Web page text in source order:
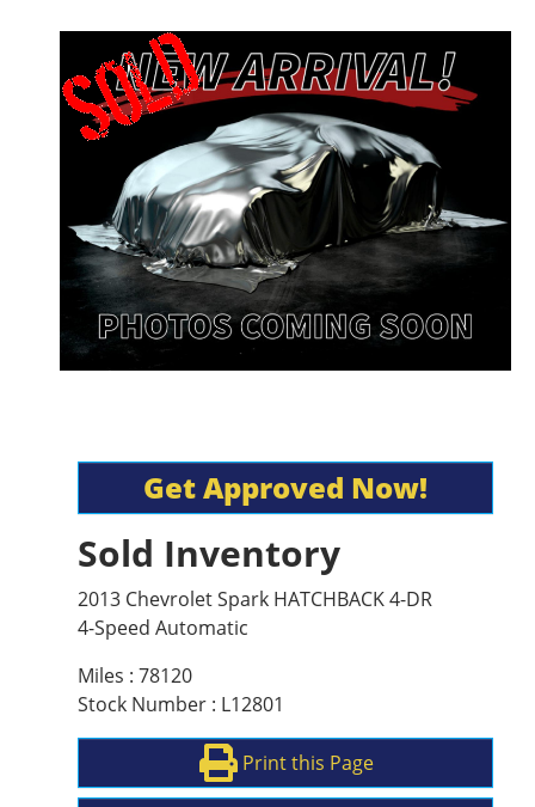
Get Approved Now!
Sold Inventory
2013 Chevrolet Spark HATCHBACK 4-DR
4-Speed Automatic
Miles : 78120
Stock Number : L12801
Print this Page